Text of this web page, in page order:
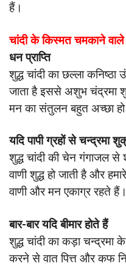
हैं।
चांदी के किस्मत चमकाने वाले
धन प्राप्ति
शुद्ध चांदी का छल्ला कनिष्ठा
जाता है इससे अशुभ चंद्रमा
मन का संतुलन बहुत अच्छा हो
यदि पापी ग्रहों से चन्द्रमा
शुद्ध चांदी की चेन गंगाजल
वाणी शुद्ध हो जाती है और
वाणी और मन एकाग्र रहते हैं।
बार-बार यदि बीमार होते हैं
शुद्ध चांदी का कड़ा
करने से वात पित्त और कफ